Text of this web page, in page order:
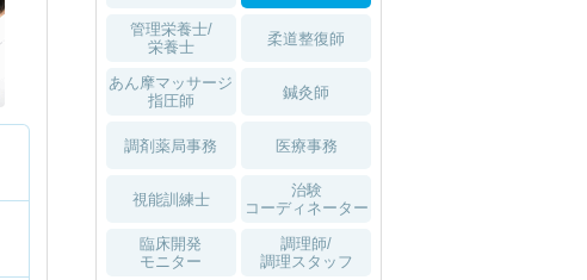
管理栄養士/
栄養士
柔道整復師
あん摩マッサージ
指圧師
鍼灸師
調剤薬局事務 医療事務
視能訓練士
治験
コーディネーター
臨床開発
モニター
調理師/
調理スタッフ